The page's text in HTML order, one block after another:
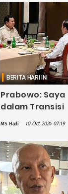
46
Kementerian
BERITA HARI INI
Prabowo: Saya
dalam Transisi
Ini Merasa
Dibantu oleh
Pak Jokowi dan
Timnya
MS Hadi 10 Oct 2024 07:19